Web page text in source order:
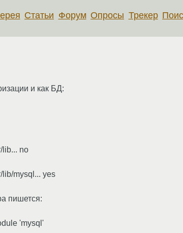
Статьи Форум Опросы Трекер
и как БД:
lib... no
lib/mysql... yes
пишется:
'mysql'